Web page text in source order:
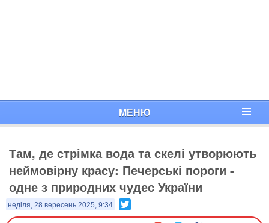
МЕНЮ
Там, де стрімка вода та скелі утворюють
неймовірну красу: Печерські пороги -
одне з природних чудес України
неділя, 28 вересень 2025, 9:34